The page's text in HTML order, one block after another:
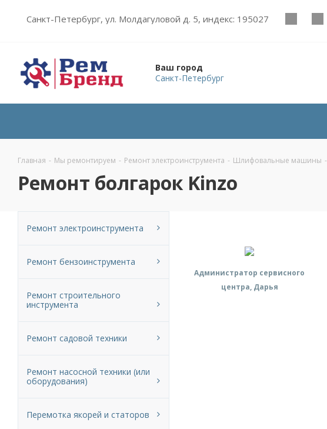
Санкт-Петербург, ул. Молдагуловой д. 5, индекс: 195027
Ваш город
Санкт-Петербург
Главная - Мы ремонтируем - Ремонт электроинструмента - Шлифовальные машины -
Ремонт болгарок Kinzo
Администратор сервисного
центра, Дарья
Ремонт электроинструмента
Ремонт бензоинструмента
Ремонт строительного
инструмента
Ремонт садовой техники
Ремонт насосной техники (или
оборудования)
Перемотка якорей и статоров